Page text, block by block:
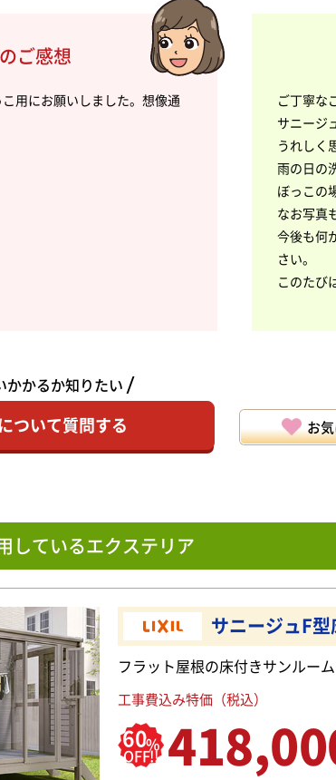
ご感想
用にお願いしました。想像通
ご丁寧な
サニージ
うれしく
雨の日の
ぼっこの
なお写真
今後も何
さい。
このたび
かかるか知りたい
ついて質問する お
しているエクステリア
サニージュF型
フラット屋根の床付きサンルーム
工事費込み特価（税込）
60%
OFF!!